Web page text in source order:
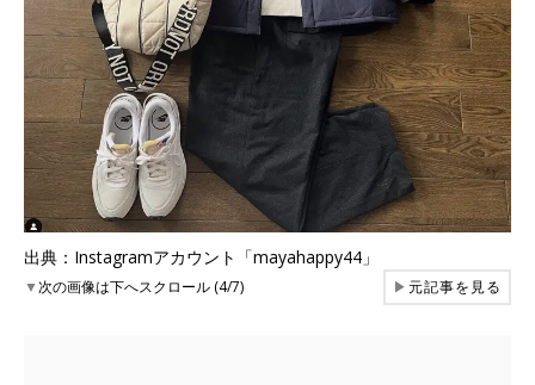
出典：Instagramアカウント「mayahappy44」
▼次の画像は下へスクロール (4/7) ▶元記事を見る